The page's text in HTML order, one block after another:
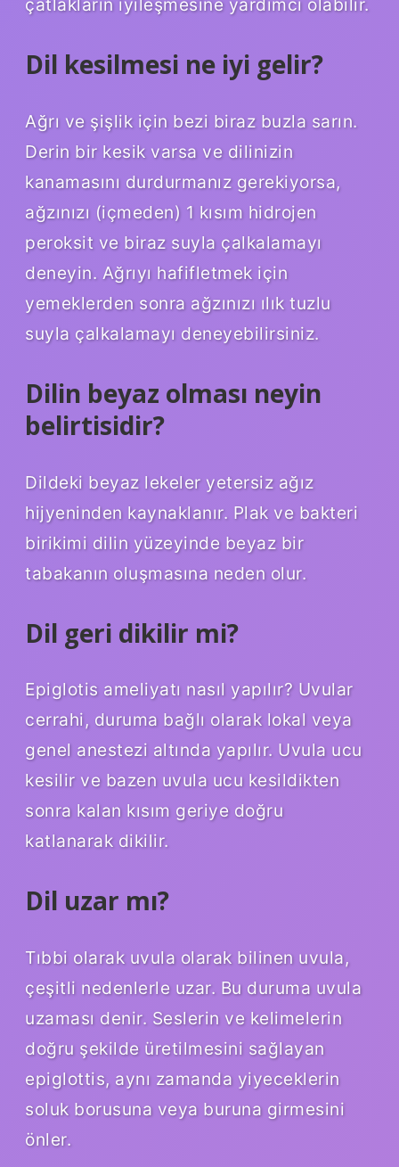
çatlakların iyileşmesine yardımcı olabilir.
Dil kesilmesi ne iyi gelir?
Ağrı ve şişlik için bezi biraz buzla sarın.
Derin bir kesik varsa ve dilinizin
kanamasını durdurmanız gerekiyorsa,
ağzınızı (içmeden) 1 kısım hidrojen
peroksit ve biraz suyla çalkalamayı
deneyin. Ağrıyı hafifletmek için
yemeklerden sonra ağzınızı ılık tuzlu
suyla çalkalamayı deneyebilirsiniz.
Dilin beyaz olması neyin
belirtisidir?
Dildeki beyaz lekeler yetersiz ağız
hijyeninden kaynaklanır. Plak ve bakteri
birikimi dilin yüzeyinde beyaz bir
tabakanın oluşmasına neden olur.
Dil geri dikilir mi?
Epiglotis ameliyatı nasıl yapılır? Uvular
cerrahi, duruma bağlı olarak lokal veya
genel anestezi altında yapılır. Uvula ucu
kesilir ve bazen uvula ucu kesildikten
sonra kalan kısım geriye doğru
katlanarak dikilir.
Dil uzar mı?
Tıbbi olarak uvula olarak bilinen uvula,
çeşitli nedenlerle uzar. Bu duruma uvula
uzaması denir. Seslerin ve kelimelerin
doğru şekilde üretilmesini sağlayan
epiglottis, aynı zamanda yiyeceklerin
soluk borusuna veya buruna girmesini
önler.